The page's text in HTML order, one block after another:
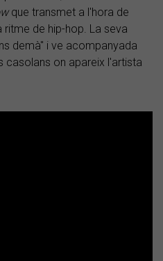
que transmet a l'hora de
de hip-hop. La seva
demà" i ve acompanyada
casolans on apareix l'artista